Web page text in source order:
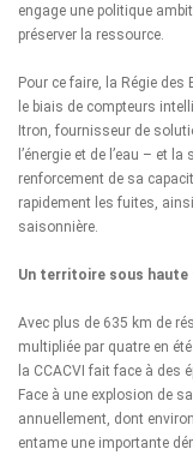
engage une politique
préserver la ressource.
Pour ce faire, la Régie des
le biais de compteurs
Itron , fournisseur de
l’énergie et de l’eau – et
renforcement de sa
rapidement les fuites,
saisonnière.
Un territoire sous haute
Avec plus de 635 km de
multipliée par quatre en
la CCACVI fait face à des
Face à une explosion de
annuellement, dont
entame une importante